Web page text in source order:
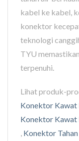
kabel ke kabel,
konektor
teknologi
TYU
terpenuhi.
Lihat produk-
Konektor Kawat
Konektor Kawat
Konektor